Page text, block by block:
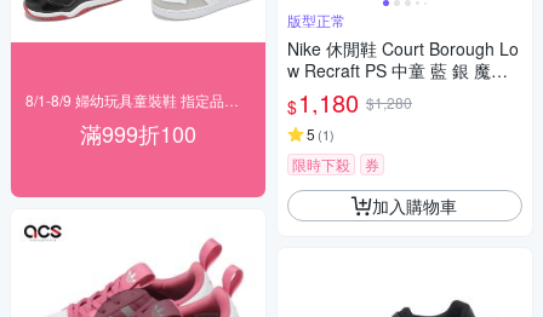
滿999折100
版型正常
Nike 休閒鞋 Court Borough Lo
w Recraft PS 中童 藍 銀 魔鬼
氈 DV5457-135
$1,180 $1,280
5 (1)
限時下殺 券
加入購物車